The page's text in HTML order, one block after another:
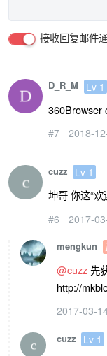
接收回复邮件
D_R_M Lv 1
360Browser
#7 2018-
cuzz Lv 1
坤哥 你这“
#6 2017-
mengkun
@cuzz 先
http://
2017-03-
cuzz Lv 1